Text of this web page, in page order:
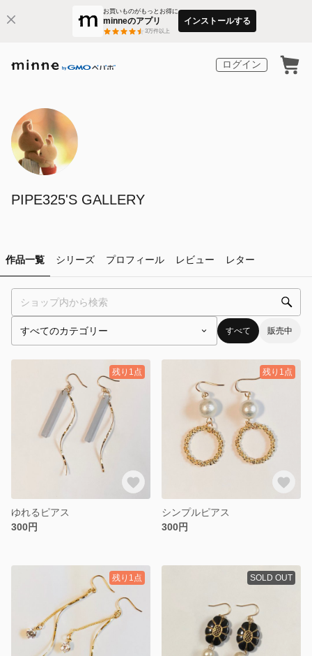
お買いものがもっとお得に
minneのアプリ
3万件以上
インストールする
ログイン
PIPE325'S GALLERY
作品一覧 シリーズ プロフィール レビュー レター
すべて 販売中
残り1点
ゆれるピアス
300円
残り1点
シンプルピアス
300円
残り1点 SOLD OUT